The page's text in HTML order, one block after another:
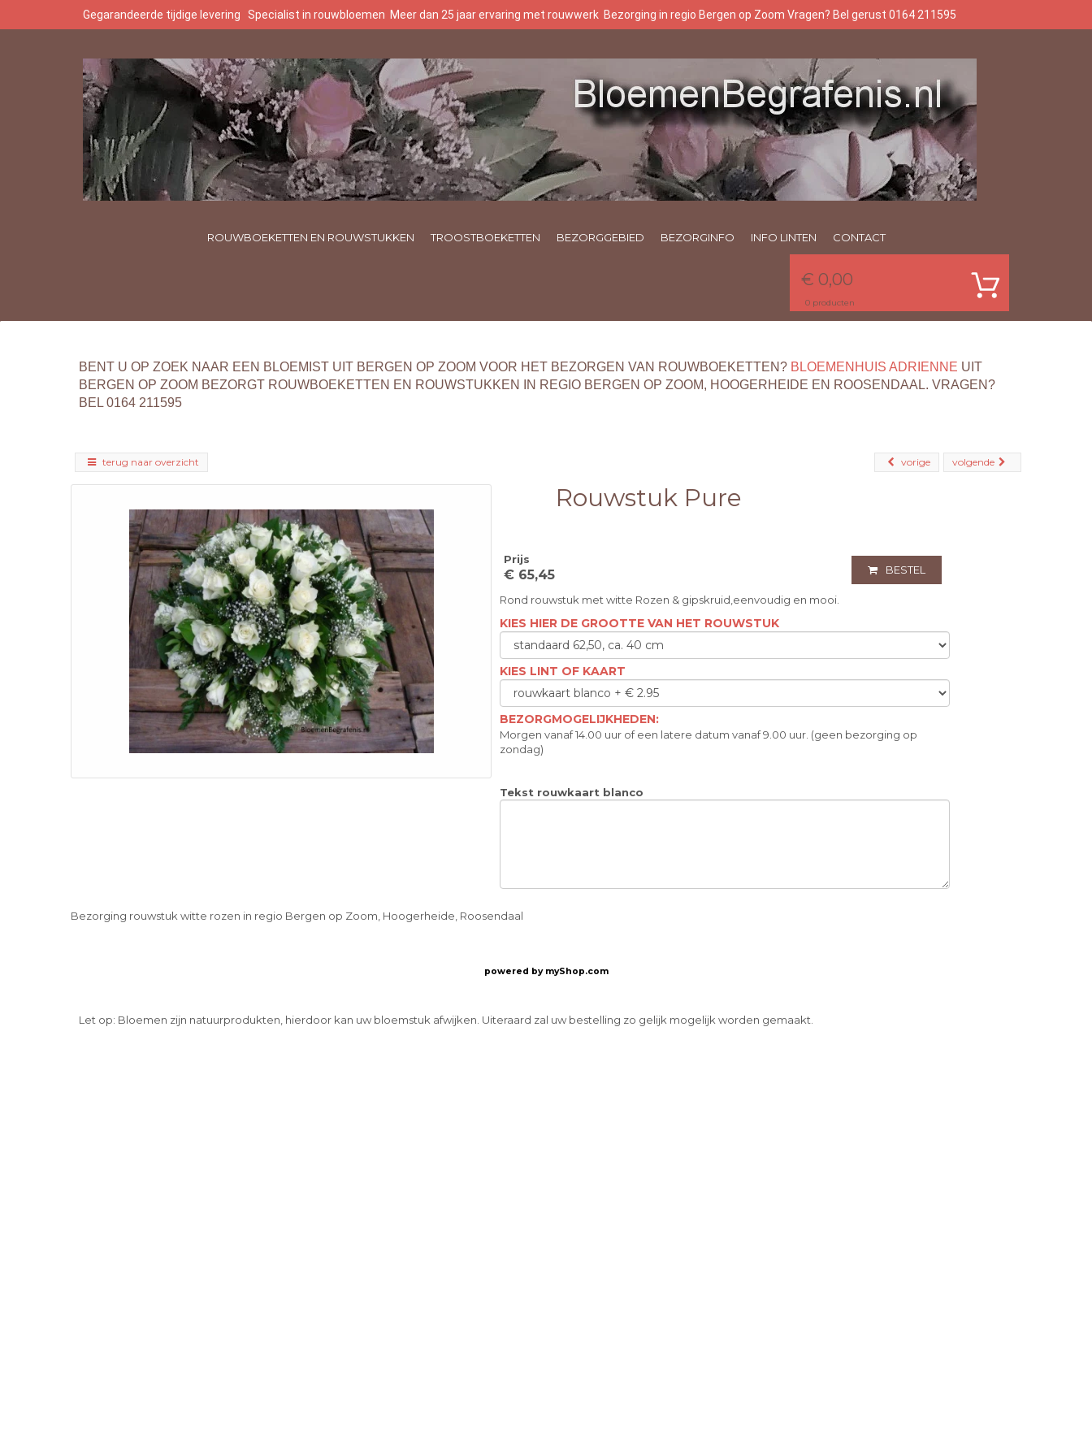
Gegarandeerde tijdige levering Specialist in rouwbloemen Meer dan 25 jaar ervaring met rouwwerk Bezorging in regio Bergen op Zoom Vragen? Bel gerust 0164 211595
ROUWBOEKETTEN EN ROUWSTUKKEN TROOSTBOEKETTEN BEZORGGEBIED BEZORGINFO INFO LINTEN CONTACT
€ 0,00
0 producten
BENT U OP ZOEK NAAR EEN BLOEMIST UIT BERGEN OP ZOOM VOOR HET BEZORGEN VAN ROUWBOEKETTEN? BLOEMENHUIS ADRIENNE UIT
BERGEN OP ZOOM BEZORGT ROUWBOEKETTEN EN ROUWSTUKKEN IN REGIO BERGEN OP ZOOM, HOOGERHEIDE EN ROOSENDAAL. VRAGEN?
BEL 0164 211595
terug naar overzicht volgende
vorige
Rouwstuk Pure
Prijs
€ 65,45 BESTEL
Rond rouwstuk met witte Rozen & gipskruid,eenvoudig en mooi.
KIES HIER DE GROOTTE VAN HET ROUWSTUK
KIES LINT OF KAART
BEZORGMOGELIJKHEDEN:
Morgen vanaf 14.00 uur of een latere datum vanaf 9.00 uur. (geen bezorging op
zondag)
Tekst rouwkaart blanco
Bezorging rouwstuk witte rozen in regio Bergen op Zoom, Hoogerheide, Roosendaal
powered by myShop.com
Let op: Bloemen zijn natuurprodukten, hierdoor kan uw bloemstuk afwijken. Uiteraard zal uw bestelling zo gelijk mogelijk worden gemaakt.